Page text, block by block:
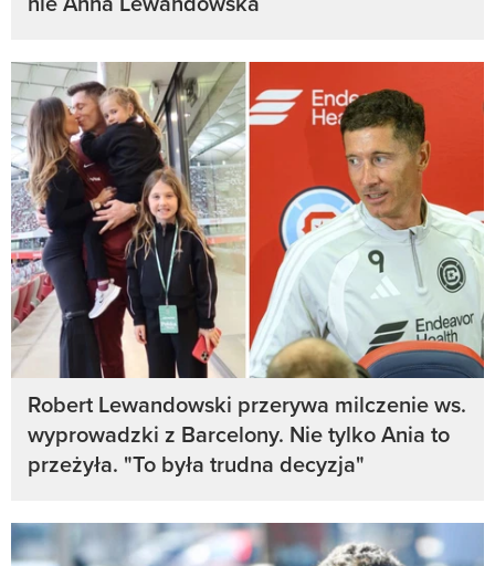
Robert Lewandowski przerywa milczenie ws.
wyprowadzki z Barcelony. Nie tylko Ania to
przeżyła. "To była trudna decyzja"